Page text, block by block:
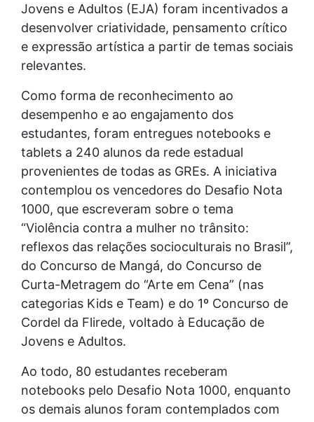
Jovens e Adultos (EJA) foram incentivados a
desenvolver criatividade, pensamento crítico
e expressão artística a partir de temas sociais
relevantes.
Como forma de reconhecimento ao
desempenho e ao engajamento dos
estudantes, foram entregues notebooks e
tablets a 240 alunos da rede estadual
provenientes de todas as GREs. A iniciativa
contemplou os vencedores do Desafio Nota
1000, que escreveram sobre o tema
“Violência contra a mulher no trânsito:
reflexos das relações socioculturais no Brasil”,
do Concurso de Mangá, do Concurso de
Curta-Metragem do “Arte em Cena” (nas
categorias Kids e Team) e do 1º Concurso de
Cordel da Flirede, voltado à Educação de
Jovens e Adultos.
Ao todo, 80 estudantes receberam
notebooks pelo Desafio Nota 1000, enquanto
os demais alunos foram contemplados com